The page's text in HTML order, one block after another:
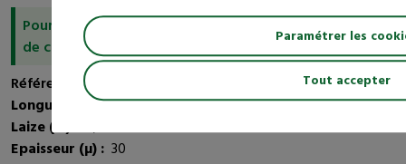
Pour la décoration de votre boutique ou l'emballage
de cadeaux !
Référence article :
Longueur (m) :50
Laize (m) :0,70
Epaisseur (µ) : 30
Paramétrer les
Tout accepter